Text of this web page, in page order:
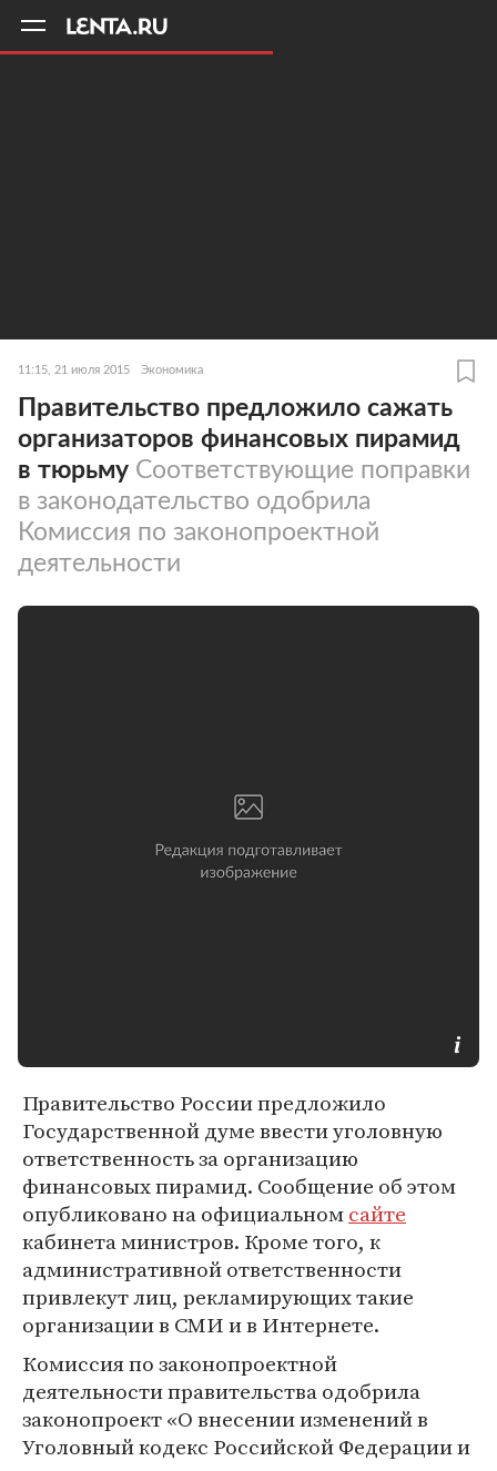
11:15, 21 июля 2015 Экономика
Правительство предложило сажать
организаторов финансовых пирамид
в тюрьму Соответствующие поправки
в законодательство одобрила
Комиссия по законопроектной
деятельности
Правительство России предложило
Государственной думе ввести уголовную
ответственность за организацию
финансовых пирамид. Сообщение об этом
опубликовано на официальномсайте
кабинета министров. Кроме того, к
административной ответственности
привлекут лиц, рекламирующих такие
организации в СМИ и в Интернете.
Комиссия по законопроектной
деятельности правительства одобрила
законопроект «О внесении изменений в
Уголовный кодекс Российской Федерации и